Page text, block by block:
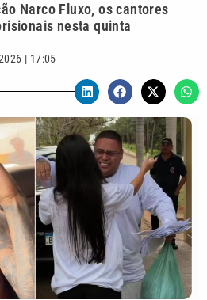
Narco Fluxo, os cantores
nesta quinta
| 17:05